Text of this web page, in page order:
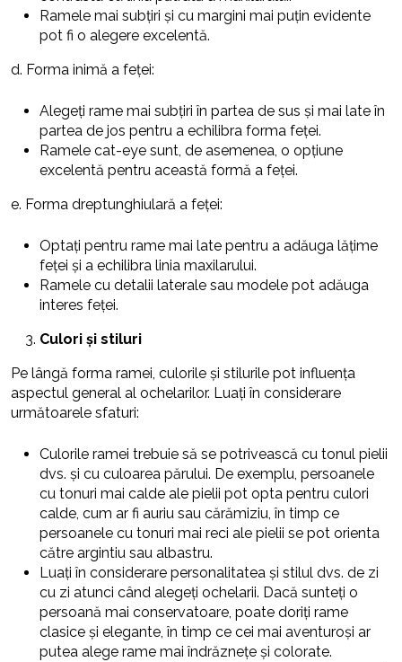
Ramele mai subțiri și cu margini mai puțin evidente
pot fi o alegere excelentă.
d. Forma inimă a feței:
Alegeți rame mai subțiri în partea de sus și mai late în
partea de jos pentru a echilibra forma feței.
Ramele cat-eye sunt, de asemenea, o opțiune
excelentă pentru această formă a feței.
e. Forma dreptunghiulară a feței:
Optați pentru rame mai late pentru a adăuga lățime
feței și a echilibra linia maxilarului.
Ramele cu detalii laterale sau modele pot adăuga
interes feței.
Culori și stiluri
Pe lângă forma ramei, culorile și stilurile pot influența
aspectul general al ochelarilor. Luați în considerare
următoarele sfaturi:
Culorile ramei trebuie să se potrivească cu tonul pielii
dvs. și cu culoarea părului. De exemplu, persoanele
cu tonuri mai calde ale pielii pot opta pentru culori
calde, cum ar fi auriu sau cărămiziu, în timp ce
persoanele cu tonuri mai reci ale pielii se pot orienta
către argintiu sau albastru.
Luați în considerare personalitatea și stilul dvs. de zi
cu zi atunci când alegeți ochelarii. Dacă sunteți o
persoană mai conservatoare, poate doriți rame
clasice și elegante, în timp ce cei mai aventuroși ar
putea alege rame mai îndrăznețe și colorate.